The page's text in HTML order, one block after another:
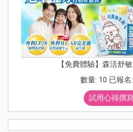
【免費體驗】森活舒
數量: 10 已報名
試用心得撰